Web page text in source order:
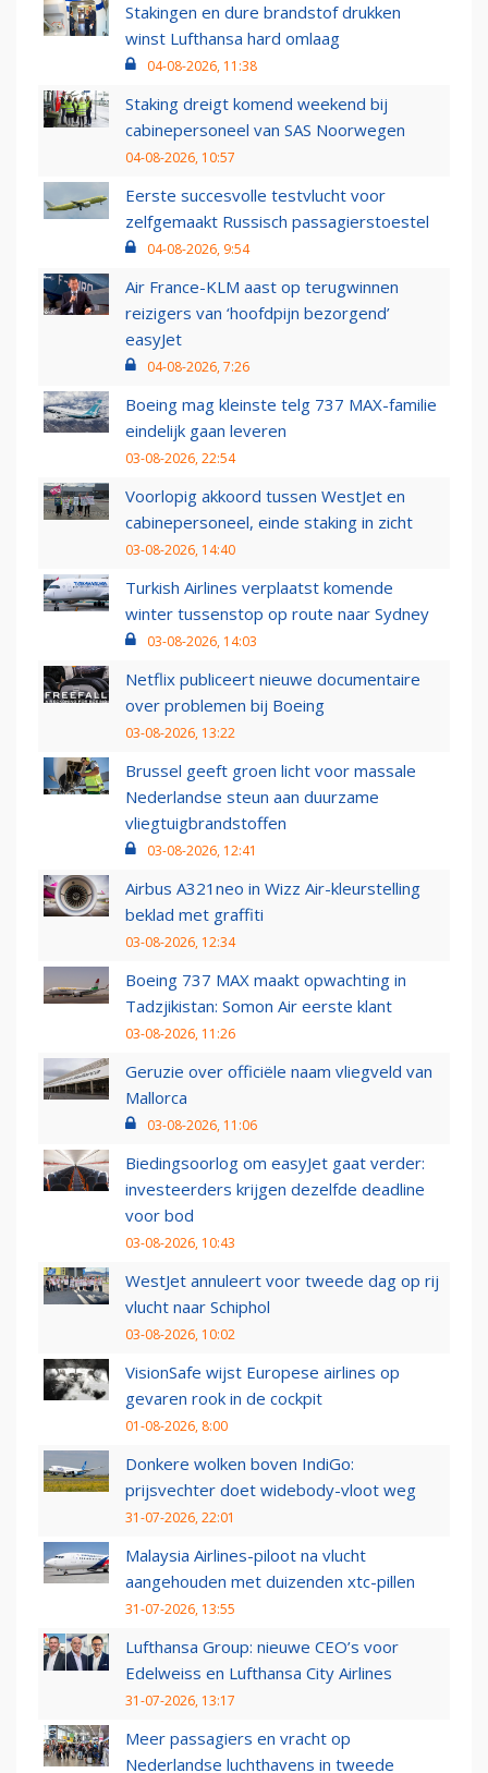
Stakingen en dure brandstof drukken
winst Lufthansa hard omlaag
04-08-2026, 11:38
Staking dreigt komend weekend bij
cabinepersoneel van SAS Noorwegen
04-08-2026, 10:57
Eerste succesvolle testvlucht voor
zelfgemaakt Russisch passagierstoestel
04-08-2026, 9:54
Air France-KLM aast op terugwinnen
reizigers van ‘hoofdpijn bezorgend’
easyJet
04-08-2026, 7:26
Boeing mag kleinste telg 737 MAX-familie
eindelijk gaan leveren
03-08-2026, 22:54
Voorlopig akkoord tussen WestJet en
cabinepersoneel, einde staking in zicht
03-08-2026, 14:40
Turkish Airlines verplaatst komende
winter tussenstop op route naar Sydney
03-08-2026, 14:03
Netflix publiceert nieuwe documentaire
over problemen bij Boeing
03-08-2026, 13:22
Brussel geeft groen licht voor massale
Nederlandse steun aan duurzame
vliegtuigbrandstoffen
03-08-2026, 12:41
Airbus A321neo in Wizz Air-kleurstelling
beklad met graffiti
03-08-2026, 12:34
Boeing 737 MAX maakt opwachting in
Tadzjikistan: Somon Air eerste klant
03-08-2026, 11:26
Geruzie over officiële naam vliegveld van
Mallorca
03-08-2026, 11:06
Biedingsoorlog om easyJet gaat verder:
investeerders krijgen dezelfde deadline
voor bod
03-08-2026, 10:43
WestJet annuleert voor tweede dag op rij
vlucht naar Schiphol
03-08-2026, 10:02
VisionSafe wijst Europese airlines op
gevaren rook in de cockpit
01-08-2026, 8:00
Donkere wolken boven IndiGo:
prijsvechter doet widebody-vloot weg
31-07-2026, 22:01
Malaysia Airlines-piloot na vlucht
aangehouden met duizenden xtc-pillen
31-07-2026, 13:55
Lufthansa Group: nieuwe CEO’s voor
Edelweiss en Lufthansa City Airlines
31-07-2026, 13:17
Meer passagiers en vracht op
Nederlandse luchthavens in tweede